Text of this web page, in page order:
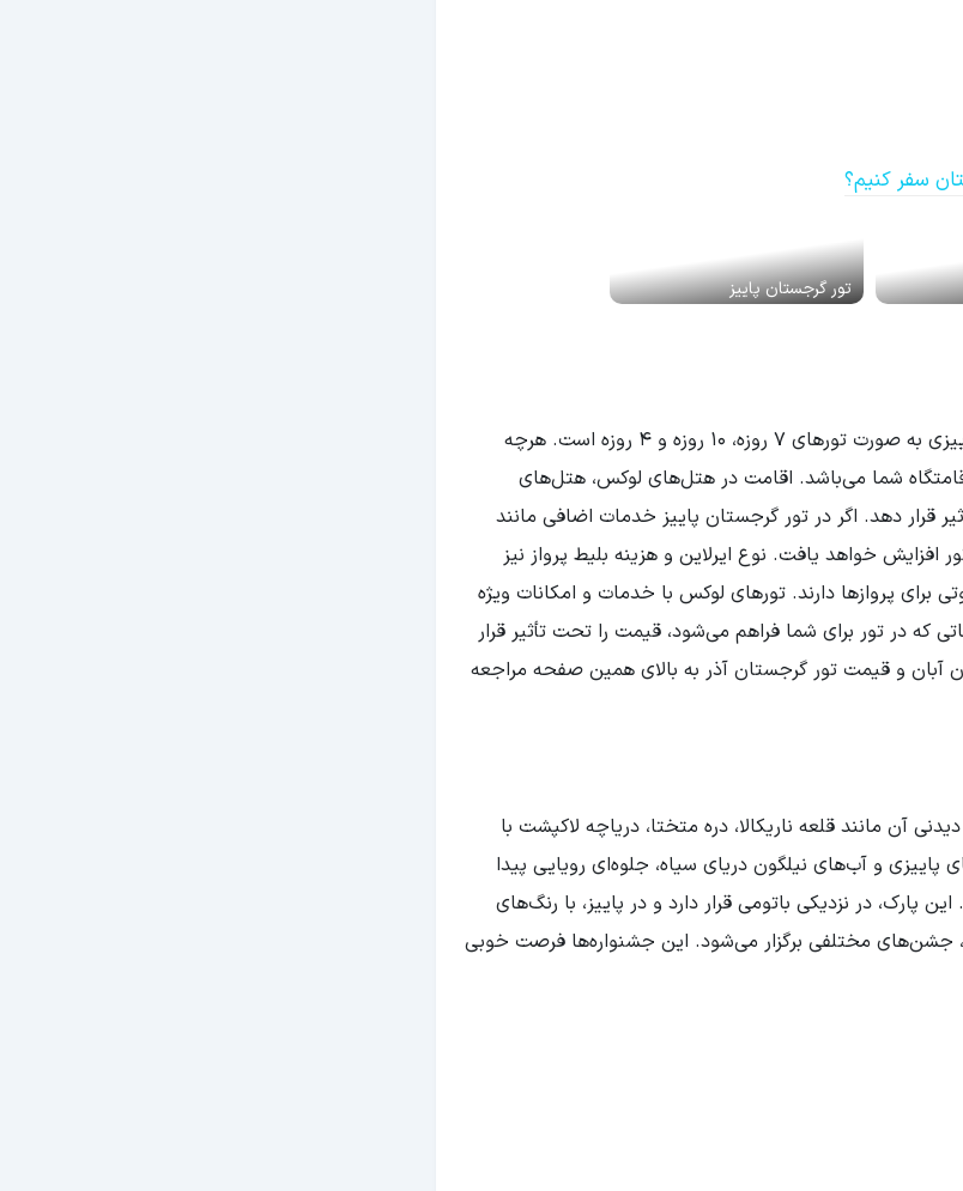
سفر کنیم؟
تور گرجستان پاییز
قیمت تور گرجستان پاییز شامل عوامل مختلفی است. معمولاً تورهای پاییزی به صورت تورهای ۷ روزه، ۱۰ روزه و 4 روزه است. هرچه
شما می‌باشد. اقامت در هتل‌های لوکس، هتل‌های
دهد. اگر در تور گرجستان پاییز خدمات اضافی مانند
خواهد یافت. نوع ایرلاین و هزینه بلیط پرواز نیز
پروازها دارند. تورهای لوکس با خدمات و امکانات ویژه
که در تور برای شما فراهم می‌شود، قیمت را تحت تأثیر قرار
و قیمت تور گرجستان آذر به بالای همین صفحه مراجعه
آن مانند قلعه ناریکالا، دره متختا، دریاچه لاکپشت با
پاییزی و آب‌های نیلگون دریای سیاه، جلوه‌ای رویایی پیدا
در نزدیکی باتومی قرار دارد و در پاییز، با رنگ‌های
جشن‌های مختلفی برگزار می‌شود. این جشنواره‌ها فرصت خوبی